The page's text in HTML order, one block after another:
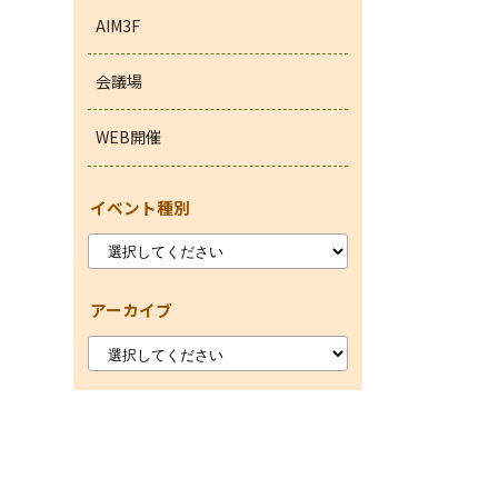
AIM3F
会議場
WEB開催
イベント種別
アーカイブ